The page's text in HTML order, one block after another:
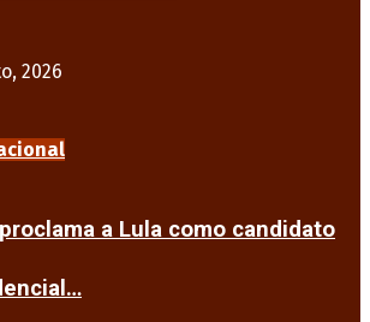
2026
a Lula como candidato